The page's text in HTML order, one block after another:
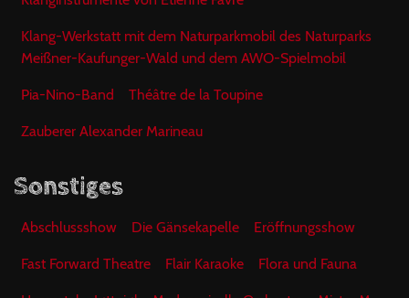
Klang-Werkstatt mit dem Naturparkmobil des Naturparks
Meißner-Kaufunger-Wald und dem AWO-Spielmobil
Pia-Nino-Band Théâtre de la Toupine
Zauberer Alexander Marineau
Sonstiges
Abschlussshow Die Gänsekapelle Eröffnungsshow
Fast Forward Theatre Flair Karaoke Flora und Fauna